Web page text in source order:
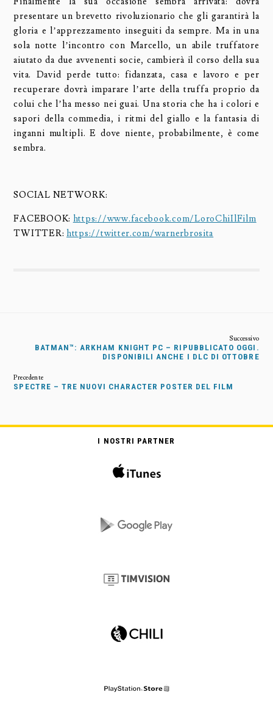
presentare un brevetto rivoluzionario che gli garantirà la
gloria e l’apprezzamento inseguiti da sempre. Ma in una
sola notte l’incontro con Marcello, un abile truffatore
aiutato da due avvenenti socie, cambierà il corso della sua
vita. David perde tutto: fidanzata, casa e lavoro e per
recuperare dovrà imparare l’arte della truffa proprio da
colui che l’ha messo nei guai. Una storia che ha i colori e
sapori della commedia, i ritmi del giallo e la fantasia di
inganni multipli. E dove niente, probabilmente, è come
sembra.
SOCIAL NETWORK:
FACEBOOK: https://www.facebook.com/LoroChiIlFilm
TWITTER:https://twitter.com/warnerbrosita
BATMAN™: ARKHAM KNIGHT PC – RIPUBBLICATO OGGI.
DISPONIBILI ANCHE I DLC DI OTTOBRE
SPECTRE – TRE NUOVI CHARACTER POSTER DEL FILM
I NOSTRI PARTNER